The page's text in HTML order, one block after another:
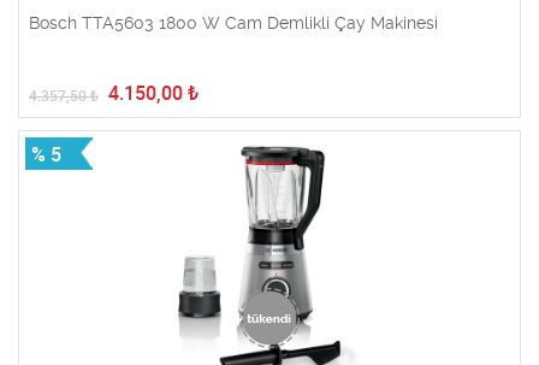
Bosch TTA5603 1800 W Cam Demlikli Çay Makinesi
4.357,50₺ 4.150,00 ₺
% 5